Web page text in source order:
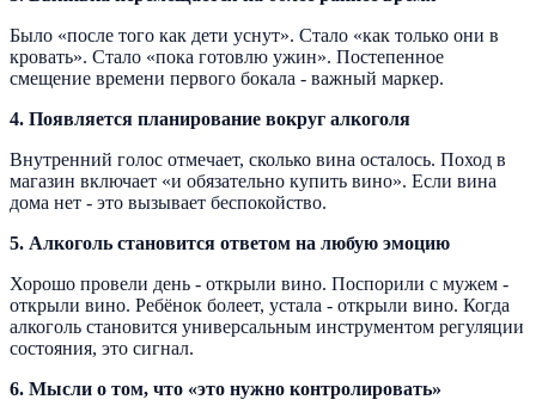
Было «после того как дети уснут». Стало «как только они в
кровать». Стало «пока готовлю ужин». Постепенное
смещение времени первого бокала - важный маркер.
4. Появляется планирование вокруг алкоголя
Внутренний голос отмечает, сколько вина осталось. Поход в
магазин включает «и обязательно купить вино». Если вина
дома нет - это вызывает беспокойство.
5. Алкоголь становится ответом на любую эмоцию
Хорошо провели день - открыли вино. Поспорили с мужем -
открыли вино. Ребёнок болеет, устала - открыли вино. Когда
алкоголь становится универсальным инструментом регуляции
состояния, это сигнал.
6. Мысли о том, что «это нужно контролировать»